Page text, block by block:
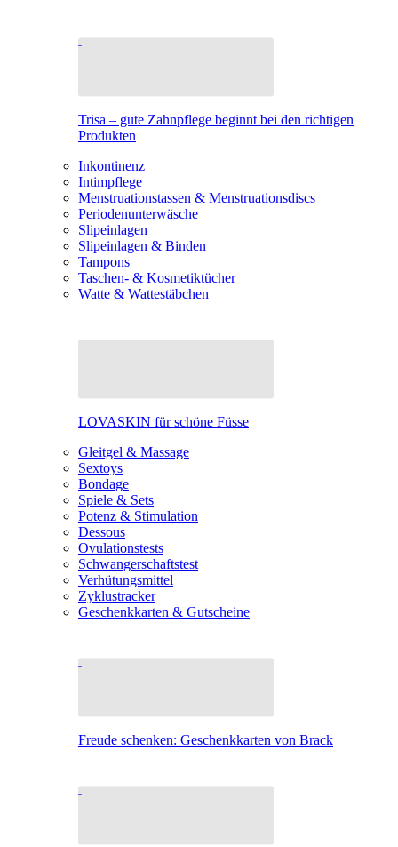
Trisa – gute Zahnpflege beginnt bei den richtigen
Produkten
Inkontinenz
Intimpflege
Menstruationstassen & Menstruationsdiscs
Periodenunterwäsche
Slipeinlagen
Slipeinlagen & Binden
Tampons
Taschen- & Kosmetiktücher
Watte & Wattestäbchen
LOVASKIN für schöne Füsse
Gleitgel & Massage
Sextoys
Bondage
Spiele & Sets
Potenz & Stimulation
Dessous
Ovulationstests
Schwangerschaftstest
Verhütungsmittel
Zyklustracker
Geschenkkarten & Gutscheine
Freude schenken: Geschenkkarten von Brack